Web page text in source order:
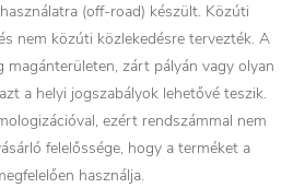
(off-road) készült. Közúti
nem közúti közlekedésre tervezték. A
magánterületen, zárt pályán vagy olyan
a helyi jogszabályok lehetővé teszik.
ezért rendszámmal nem
felelőssége, hogy a terméket a
használja.